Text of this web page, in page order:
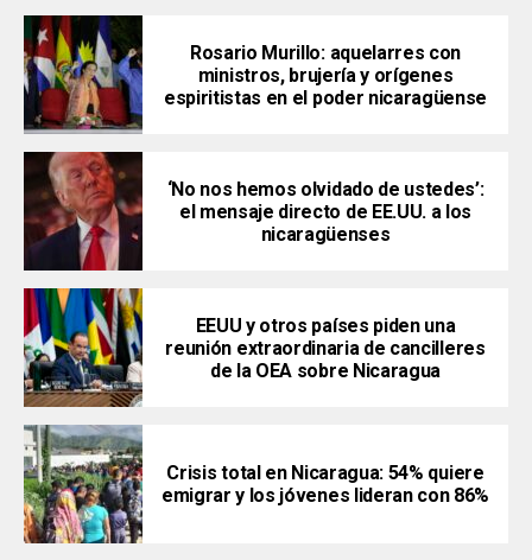
Rosario Murillo: aquelarres con
ministros, brujería y orígenes
espiritistas en el poder nicaragüense
‘No nos hemos olvidado de ustedes’:
el mensaje directo de EE.UU. a los
nicaragüenses
EEUU y otros países piden una
reunión extraordinaria de cancilleres
de la OEA sobre Nicaragua
Crisis total en Nicaragua: 54% quiere
emigrar y los jóvenes lideran con 86%